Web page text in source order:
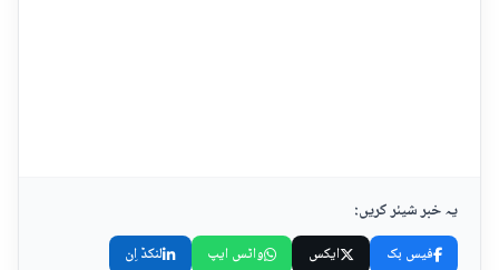
یہ خبر شیئر کریں:
فیس بک ایکس واٹس ایپ لنکڈ اِن